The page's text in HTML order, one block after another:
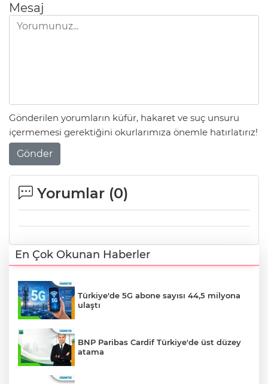
Mesaj
Gönderilen yorumların küfür, hakaret ve suç unsuru
içermemesi gerektiğini okurlarımıza önemle hatırlatırız!
Gönder
Yorumlar (0)
En Çok Okunan Haberler
Türkiye'de 5G abone sayısı 44,5 milyona
ulaştı
BNP Paribas Cardif Türkiye'de üst düzey
atama